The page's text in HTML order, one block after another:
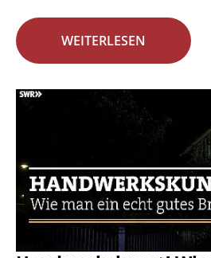
WEITERLESEN